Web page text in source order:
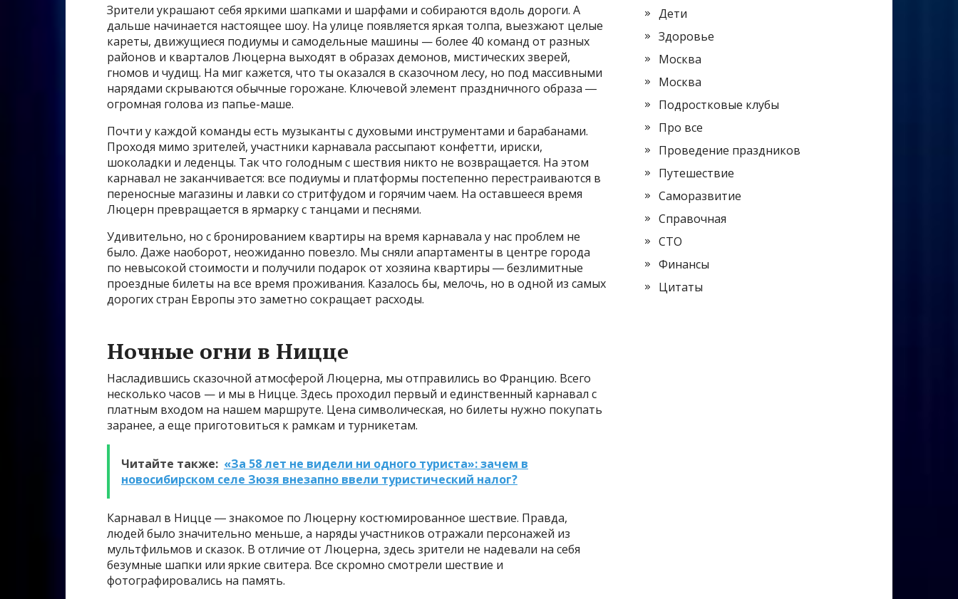
Зрители украшают себя яркими шапками и шарфами и собираются вдоль дороги. А
дальше начинается настоящее шоу. На улице появляется яркая толпа, выезжают целые
кареты, движущиеся подиумы и самодельные машины — более 40 команд от разных
районов и кварталов Люцерна выходят в образах демонов, мистических зверей,
гномов и чудищ. На миг кажется, что ты оказался в сказочном лесу, но под массивными
нарядами скрываются обычные горожане. Ключевой элемент праздничного образа ―
огромная голова из папье-маше.
Почти у каждой команды есть музыканты с духовыми инструментами и барабанами.
Проходя мимо зрителей, участники карнавала рассыпают конфетти, ириски,
шоколадки и леденцы. Так что голодным с шествия никто не возвращается. На этом
карнавал не заканчивается: все подиумы и платформы постепенно перестраиваются в
переносные магазины и лавки со стритфудом и горячим чаем. На оставшееся время
Люцерн превращается в ярмарку с танцами и песнями.
Удивительно, но с бронированием квартиры на время карнавала у нас проблем не
было. Даже наоборот, неожиданно повезло. Мы сняли апартаменты в центре города
по невысокой стоимости и получили подарок от хозяина квартиры ― безлимитные
проездные билеты на все время проживания. Казалось бы, мелочь, но в одной из самых
дорогих стран Европы это заметно сокращает расходы.
Ночные огни в Ницце
Насладившись сказочной атмосферой Люцерна, мы отправились во Францию. Всего
несколько часов — и мы в Ницце. Здесь проходил первый и единственный карнавал с
платным входом на нашем маршруте. Цена символическая, но билеты нужно покупать
заранее, а еще приготовиться к рамкам и турникетам.
Читайте также: «За 58 лет не видели ни одного туриста»: зачем в
новосибирском селе Зюзя внезапно ввели туристический налог?
Карнавал в Ницце ― знакомое по Люцерну костюмированное шествие. Правда,
людей было значительно меньше, а наряды участников отражали персонажей из
мультфильмов и сказок. В отличие от Люцерна, здесь зрители не надевали на себя
безумные шапки или яркие свитера. Все скромно смотрели шествие и
фотографировались на память.
Дети
Здоровье
Москва
Москва
Подростковые клубы
Про все
Проведение праздников
Путешествие
Саморазвитие
Справочная
СТО
Финансы
Цитаты